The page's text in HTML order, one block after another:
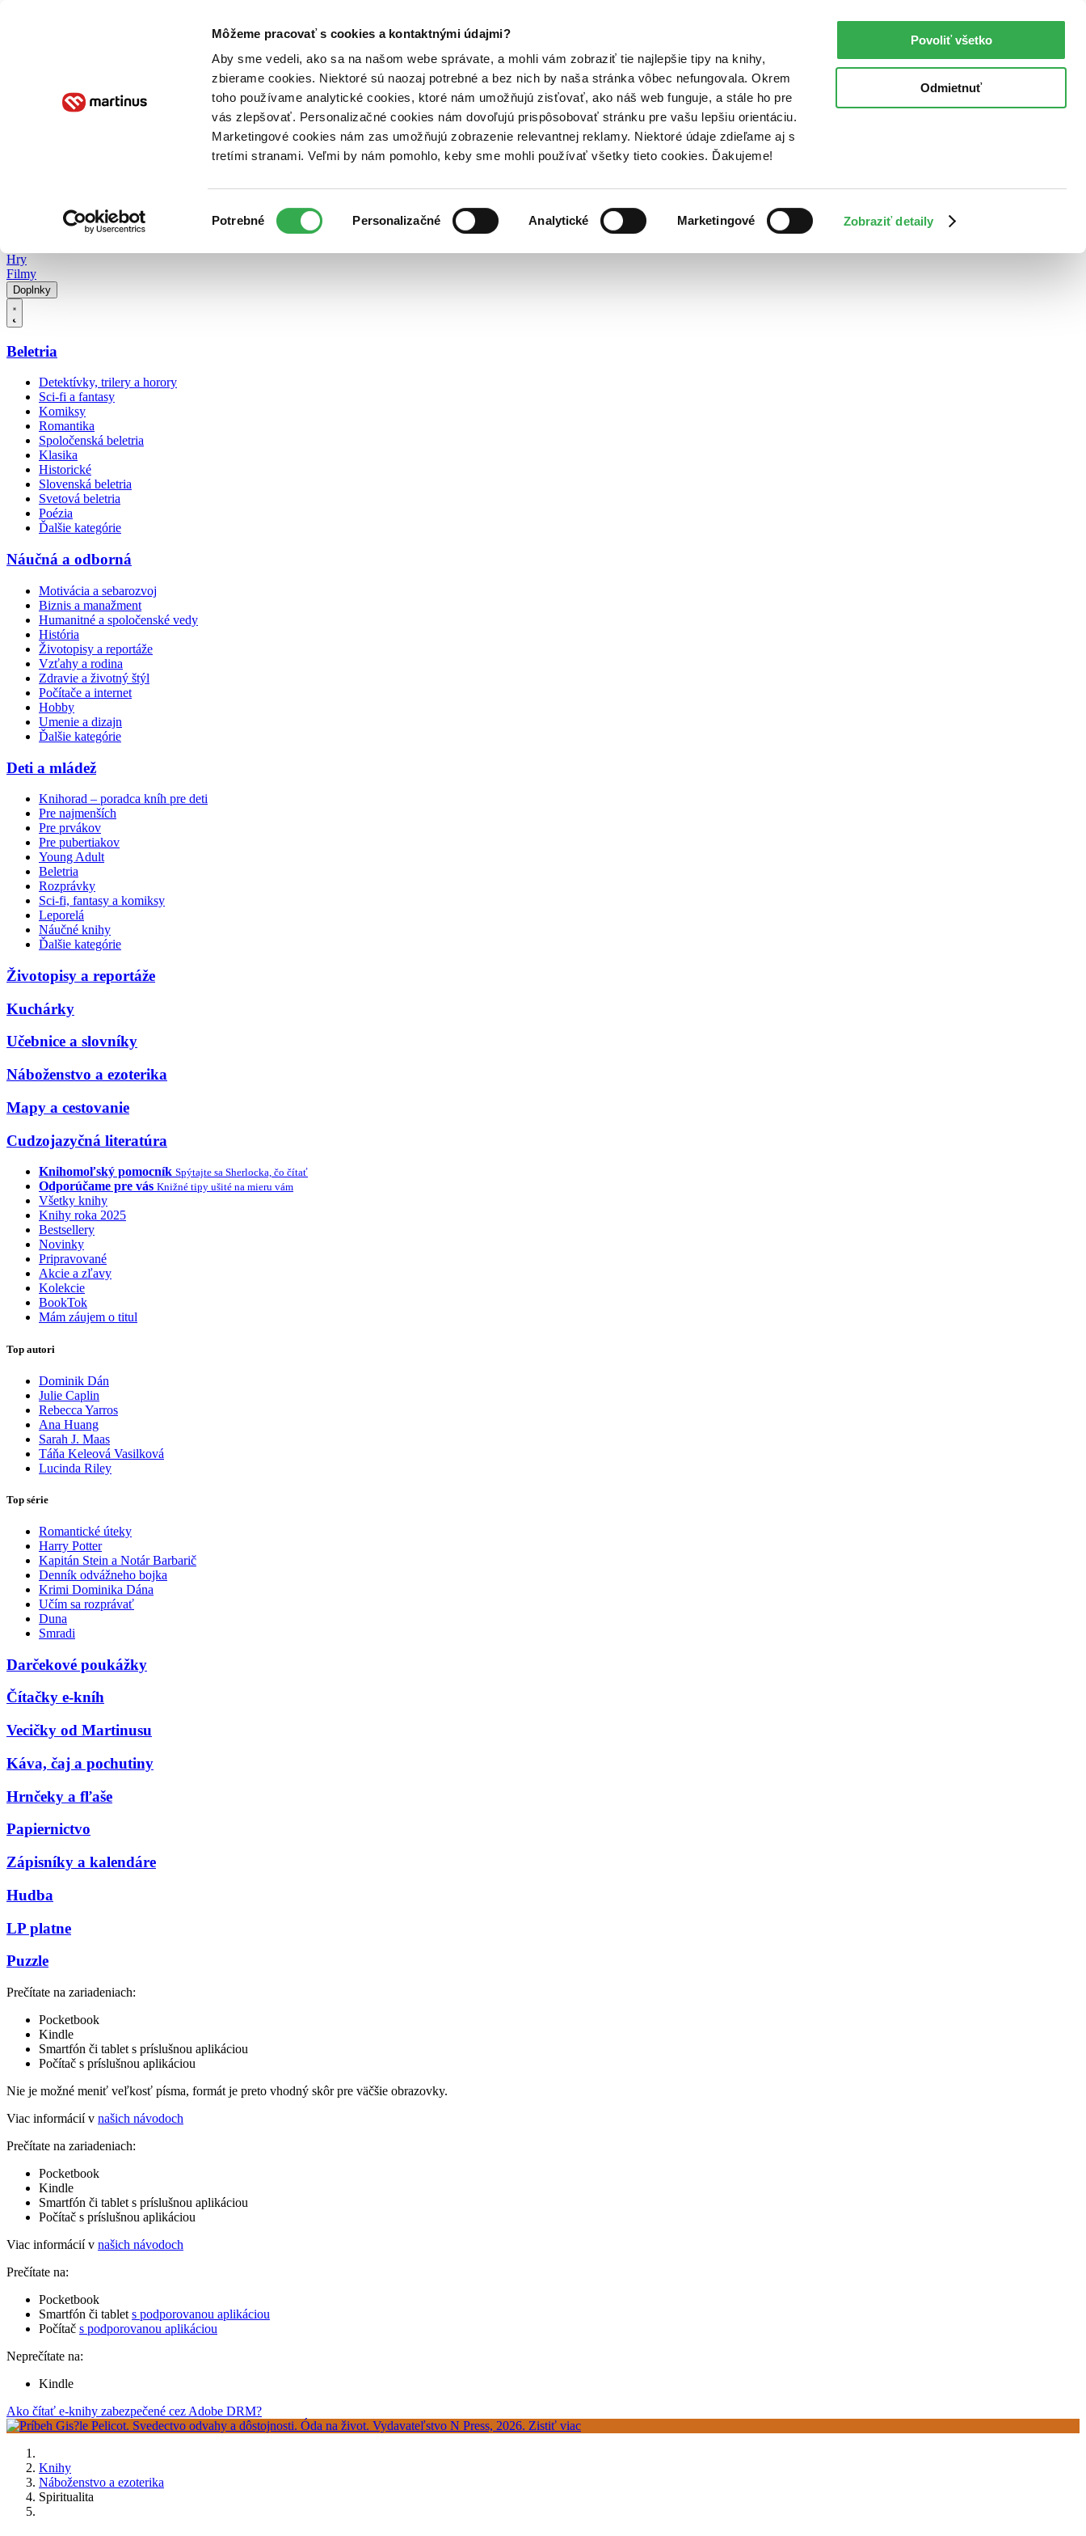
Môžeme pracovať s cookies a kontaktnými údajmi?
Aby sme vedeli, ako sa na našom webe správate, a mohli vám zobraziť tie najlepšie tipy na knihy,
zbierame cookies. Niektoré sú naozaj potrebné a bez nich by naša stránka vôbec nefungovala. Okrem
toho používame analytické cookies, ktoré nám umožňujú zisťovať, ako náš web funguje, a stále ho pre
vás zlepšovať. Personalizačné cookies nám dovoľujú prispôsobovať stránku pre vašu lepšiu orientáciu.
Marketingové cookies nám zas umožňujú zobrazenie relevantnej reklamy. Niektoré údaje zdieľame aj s
tretími stranami. Veľmi by nám pomohlo, keby sme mohli používať všetky tieto cookies. Ďakujeme!
súhlasu
Potrebné Personalizačné Analytické Marketingové Zobraziť detaily
Povoliť všetko
Odmietnuť
Poukážky Kontakt
Hry
Filmy
Doplnky
Beletria
Detektívky, trilery a horory
Sci-fi a fantasy
Komiksy
Romantika
Spoločenská beletria
Klasika
Historické
Slovenská beletria
Svetová beletria
Poézia
Ďalšie kategórie
Náučná a odborná
Motivácia a sebarozvoj
Biznis a manažment
Humanitné a spoločenské vedy
História
Životopisy a reportáže
Vzťahy a rodina
Zdravie a životný štýl
Počítače a internet
Hobby
Umenie a dizajn
Ďalšie kategórie
Deti a mládež
Knihorad – poradca kníh pre deti
Pre najmenších
Pre prvákov
Pre pubertiakov
Young Adult
Beletria
Rozprávky
Sci-fi, fantasy a komiksy
Leporelá
Náučné knihy
Ďalšie kategórie
Životopisy a reportáže
Kuchárky
Učebnice a slovníky
Náboženstvo a ezoterika
Mapy a cestovanie
Cudzojazyčná literatúra
Knihomoľský pomocník Spýtajte sa Sherlocka, čo čítať
Odporúčame pre vás Knižné tipy ušité na mieru vám
Všetky knihy
Knihy roka 2025
Bestsellery
Novinky
Pripravované
Akcie a zľavy
Kolekcie
BookTok
Mám záujem o titul
Top autori
Dominik Dán
Julie Caplin
Rebecca Yarros
Ana Huang
Sarah J. Maas
Táňa Keleová Vasilková
Lucinda Riley
Top série
Romantické úteky
Harry Potter
Kapitán Stein a Notár Barbarič
Denník odvážneho bojka
Krimi Dominika Dána
Učím sa rozprávať
Duna
Smradi
Darčekové poukážky
Čítačky e-kníh
Vecičky od Martinusu
Káva, čaj a pochutiny
Hrnčeky a fľaše
Papiernictvo
Zápisníky a kalendáre
Hudba
LP platne
Puzzle
Prečítate na zariadeniach:
Pocketbook
Kindle
Smartfón či tablet s príslušnou aplikáciou
Počítač s príslušnou aplikáciou
Nie je možné meniť veľkosť písma, formát je preto vhodný skôr pre väčšie obrazovky.
Viac informácií v našich návodoch
Prečítate na zariadeniach:
Pocketbook
Kindle
Smartfón či tablet s príslušnou aplikáciou
Počítač s príslušnou aplikáciou
Viac informácií v našich návodoch
Prečítate na:
Pocketbook
Smartfón či tablet s podporovanou aplikáciou
Počítač s podporovanou aplikáciou
Neprečítate na:
Kindle
Ako čítať e-knihy zabezpečené cez Adobe DRM?
Knihy
Náboženstvo a ezoterika
Spiritualita